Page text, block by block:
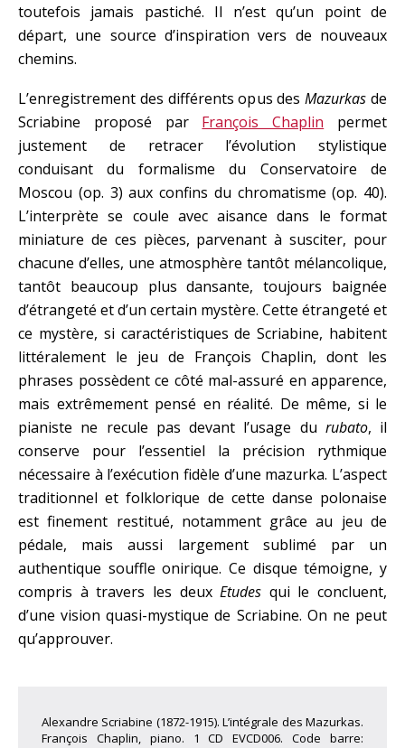
toutefois jamais pastiché. Il n’est qu’un point de
départ, une source d’inspiration vers de nouveaux
chemins.
L’enregistrement des différents opus desMazurkas de
Scriabine proposé par François Chaplin permet
justement de retracer l’évolution stylistique
conduisant du formalisme du Conservatoire de
Moscou (op. 3) aux confins du chromatisme (op. 40).
L’interprète se coule avec aisance dans le format
miniature de ces pièces, parvenant à susciter, pour
chacune d’elles, une atmosphère tantôt mélancolique,
tantôt beaucoup plus dansante, toujours baignée
d’étrangeté et d’un certain mystère. Cette étrangeté et
ce mystère, si caractéristiques de Scriabine, habitent
littéralement le jeu de François Chaplin, dont les
phrases possèdent ce côté mal-assuré en apparence,
mais extrêmement pensé en réalité. De même, si le
pianiste ne recule pas devant l’usage du rubato, il
conserve pour l’essentiel la précision rythmique
nécessaire à l’exécution fidèle d’une mazurka. L’aspect
traditionnel et folklorique de cette danse polonaise
est finement restitué, notamment grâce au jeu de
pédale, mais aussi largement sublimé par un
authentique souffle onirique. Ce disque témoigne, y
compris à travers les deuxEtudes qui le concluent,
d’une vision quasi-mystique de Scriabine. On ne peut
qu’approuver.
Alexandre Scriabine (1872-1915). L’intégrale des Mazurkas.
François Chaplin, piano. 1 CD EVCD006. Code barre: